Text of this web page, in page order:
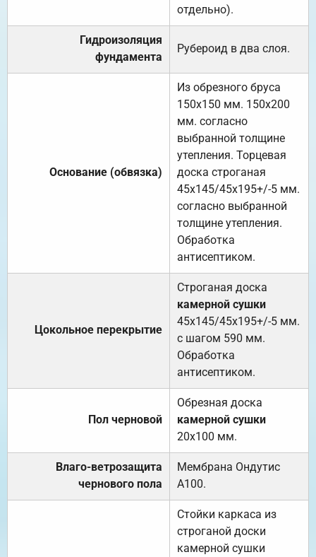
отдельно).
Гидроизоляция
фундамента
Рубероид в два слоя.
Основание (обвязка)
Из обрезного бруса
150х150 мм. 150х200
мм. согласно
выбранной толщине
утепления. Торцевая
доска строганая
45х145/45х195+/-5 мм.
согласно выбранной
толщине утепления.
Обработка
антисептиком.
Цокольное перекрытие
Строганая доска
камерной сушки
45х145/45х195+/-5 мм.
с шагом 590 мм.
Обработка
антисептиком.
Пол черновой
Обрезная доска
камерной сушки
20х100 мм.
Влаго-ветрозащита
чернового пола
Мембрана Ондутис
А100.
Стойки каркаса из
строганой доски
камерной сушки